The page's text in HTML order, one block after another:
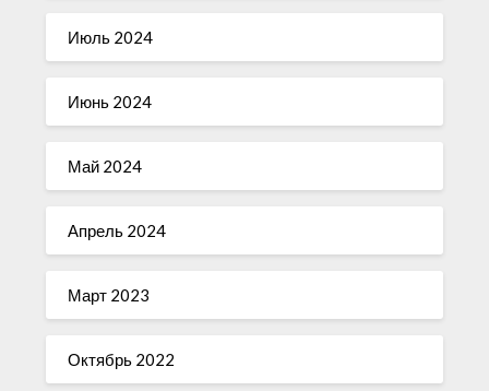
Июль 2024
Июнь 2024
Май 2024
Апрель 2024
Март 2023
Октябрь 2022